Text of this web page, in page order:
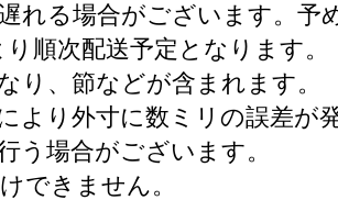
れる場合がございます。予
順次配送予定となります。
り、節などが含まれます。
より外寸に数ミリの誤差が
う場合がございます。
できません。